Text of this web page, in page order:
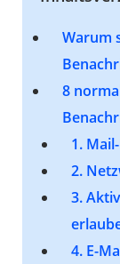
Warum
8
1.
2.
3.
4. E-